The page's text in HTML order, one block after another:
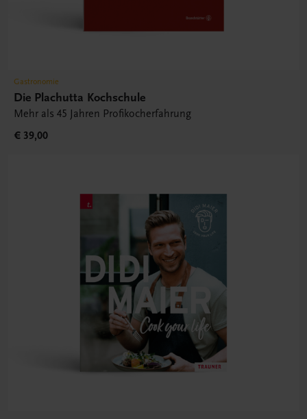
Gastronomie
Die Plachutta Kochschule
Mehr als 45 Jahren Profikocherfahrung
€ 39,00